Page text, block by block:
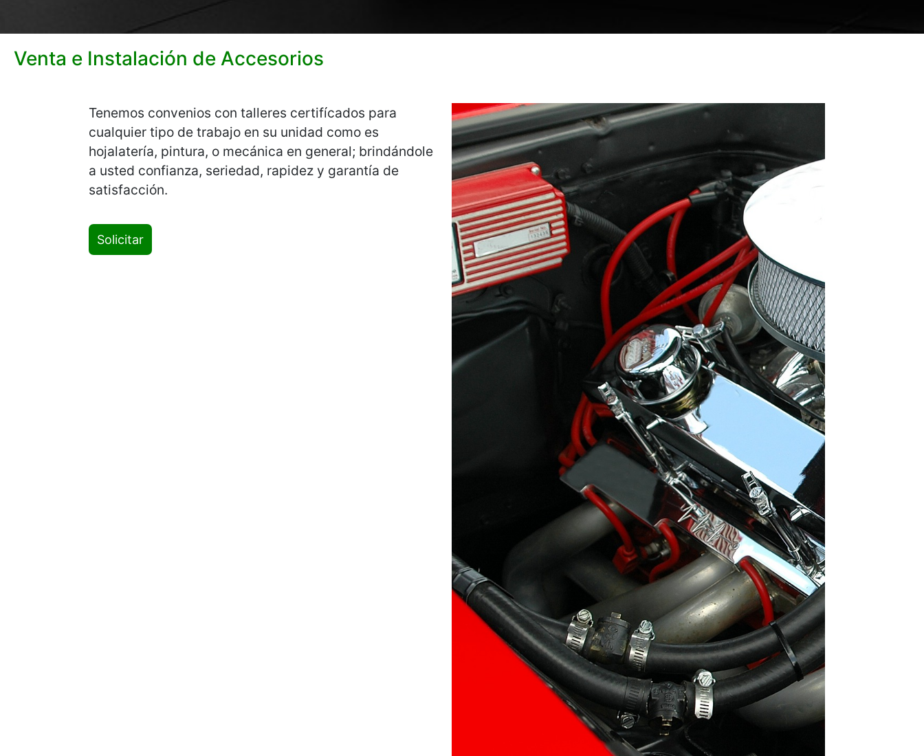
Venta e Instalación de Accesorios
Tenemos convenios con talleres certifícados para
cualquier tipo de trabajo en su unidad como es
hojalatería, pintura, o mecánica en general; brindándole
a usted confianza, seriedad, rapidez y garantía de
satisfacción.
Solicitar